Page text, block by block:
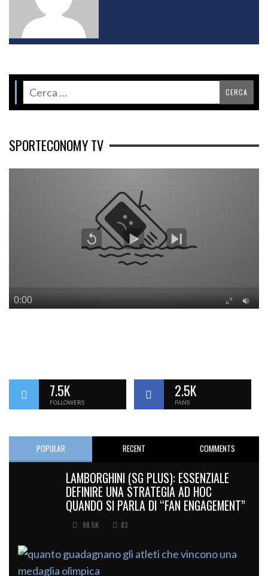
SPORTECONOMY TV
7.5K
FOLLOWERS
2.5K
FANS
POPULAR RECENT COMMENTS
LAMBORGHINI (SG PLUS): ESSENZIALE
DEFINIRE UNA STRATEGIA AD HOC
QUANDO SI PARLA DI “FAN ENGAGEMENT”
98.5K 83